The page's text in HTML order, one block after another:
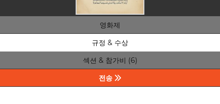
영화제
규정 & 수상
섹션 & 참가비 (6)
전송